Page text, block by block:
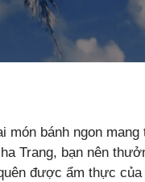
món bánh ngon mang
Trang, bạn nên
được ẩm thực của